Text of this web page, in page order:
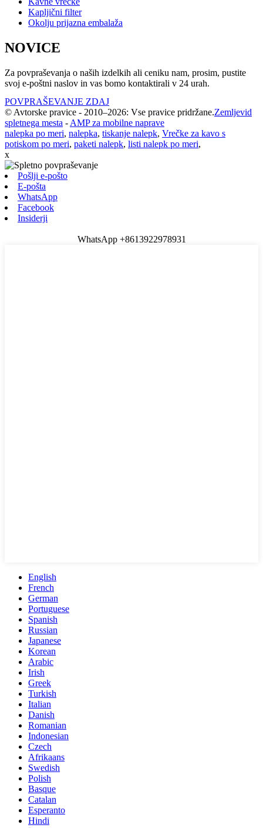
Kapljični filter
Okolju prijazna embalaža
NOVICE
Za povpraševanja o naših izdelkih ali ceniku nam, prosim, pustite
svoj e-poštni naslov in vas bomo kontaktirali v 24 urah.
POVPRAŠEVANJE ZDAJ
© Avtorske pravice - 2010–2026: Vse pravice pridržane.Zemljevid
spletnega mesta - AMP za mobilne naprave
nalepka po meri, nalepka, tiskanje nalepk, Vrečke za kavo s
potiskom po meri, paketi nalepk, listi nalepk po meri,
x
Pošlji e-pošto
E-pošta
WhatsApp
Facebook
Insiderji
WhatsApp +8613922978931
English
French
German
Portuguese
Spanish
Russian
Japanese
Korean
Arabic
Irish
Greek
Turkish
Italian
Danish
Romanian
Indonesian
Czech
Afrikaans
Swedish
Polish
Basque
Catalan
Esperanto
Hindi